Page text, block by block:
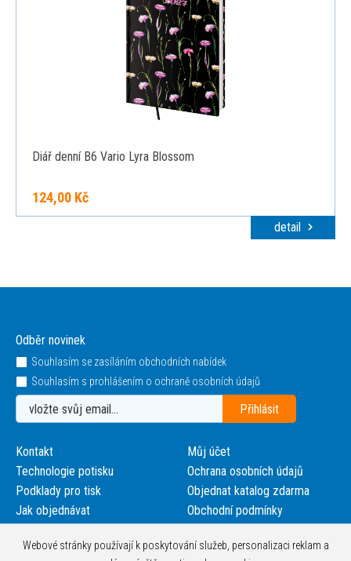
Diář denní B6 Vario Lyra Blossom
124,00 Kč
detail
Webové stránky používají k poskytování služeb, personalizaci reklam a
Odběr novinek
Souhlasím se zasíláním obchodních nabídek
Souhlasím s prohlášením o ochraně osobních údajů
Kontakt
Technologie potisku
Podklady pro tisk
Jak objednávat
Můj účet
Ochrana osobních údajů
Objednat katalog zdarma
Obchodní podmínky